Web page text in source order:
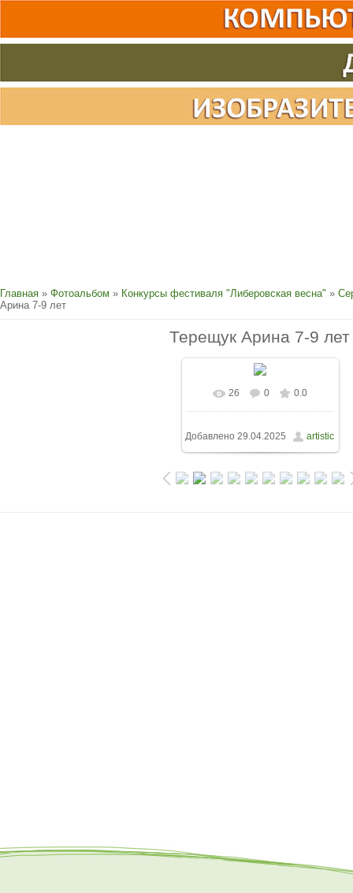
Главная » Фотоальбом » Конкурсы фестиваля "Либеровская весна" »
Арина 7-9 лет
Терещук Арина 7-9 лет
26 0 0.0
Добавлено 29.04.2025 artistic